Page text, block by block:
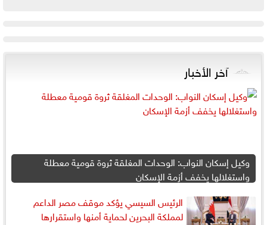
آخر الأخبار
وكيل إسكان النواب: الوحدات المغلقة ثروة قومية معطلة
واستغلالها يخفف أزمة الإسكان
الرئيس السيسي يؤكد موقف مصر الداعم
لمملكة البحرين لحماية أمنها واستقرارها